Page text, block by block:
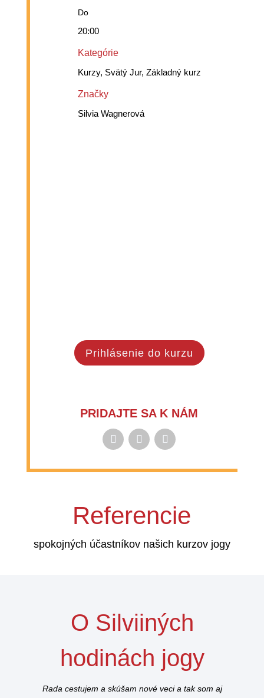
Do
20:00
Kategórie
Kurzy, Svätý Jur, Základný kurz
Značky
Silvia Wagnerová
Prihlásenie do kurzu
PRIDAJTE SA K NÁM
Referencie
spokojných účastníkov našich kurzov jogy
O Silviiných
hodinách jogy
Rada cestujem a skúšam nové veci a tak som aj